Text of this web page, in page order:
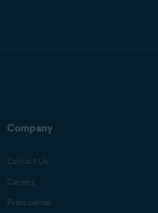
Company
Contact Us
Careers
Press center